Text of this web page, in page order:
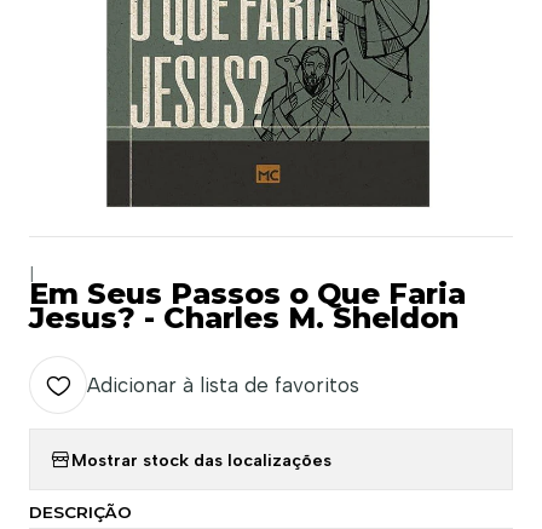
Em Seus Passos o Que Faria
Jesus? - Charles M. Sheldon
Adicionar à lista de favoritos
Mostrar stock das localizações
DESCRIÇÃO